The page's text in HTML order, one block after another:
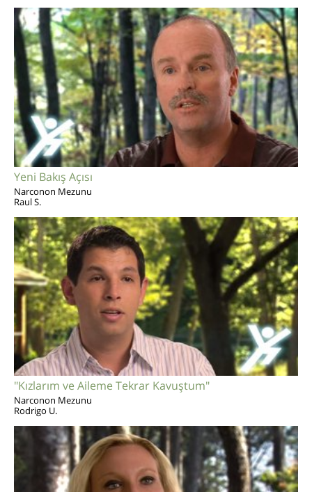
Yeni Bakış Açısı
Narconon Mezunu
Raul S.
"Kızlarım ve Aileme Tekrar Kavuştum"
Narconon Mezunu
Rodrigo U.